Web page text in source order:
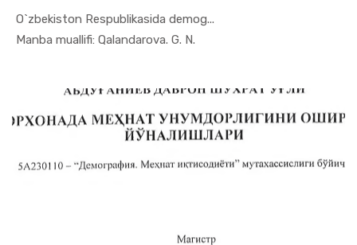
O`zbekiston Respublikasida demog...
Manba muallifi: Qalandarova. G. N.
In Demogra...